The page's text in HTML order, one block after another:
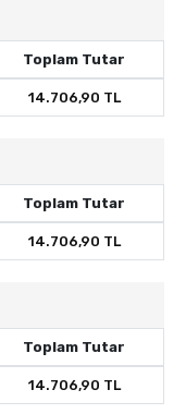
Toplam Tutar
14.706,90 TL
Toplam Tutar
14.706,90 TL
Toplam Tutar
14.706,90 TL